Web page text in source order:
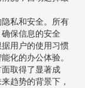
私和安全。所有
保信息的安全
用户的使用习惯
化的办公体验。
取得了显著成
趋势的背景下，